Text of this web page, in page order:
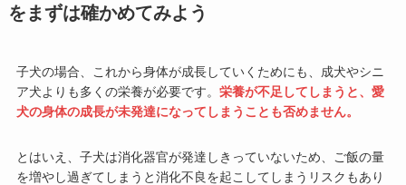
をまずは確かめてみよう
子犬の場合、これから身体が成長していくためにも、成犬やシニ
ア犬よりも多くの栄養が必要です。 栄養が不足してしまうと、愛
犬の身体の成長が未発達になってしまうことも否めません。
とはいえ、子犬は消化器官が発達しきっていないため、ご飯の量
を増やし過ぎてしまうと消化不良を起こしてしまうリスクもあり